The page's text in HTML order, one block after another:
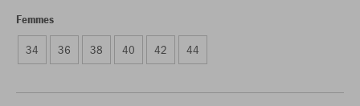
Femmes
34 36 38 40 42 44